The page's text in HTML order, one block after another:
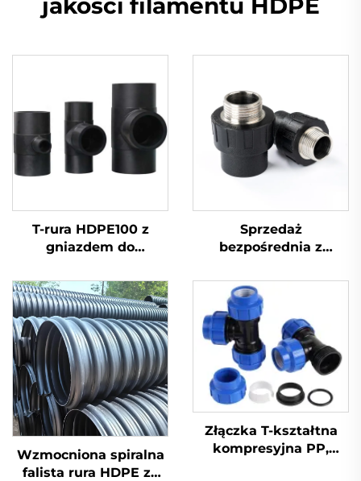
jakości filamentu HDPE
T-rura HDPE100 z
gniazdem do
Sprzedaż
bezpośrednia z
HDPE, przejściówka
męska
Wzmocniona spiralna
falista rura HDPE ze
Złączka T-kształtna
kompresyjna PP,